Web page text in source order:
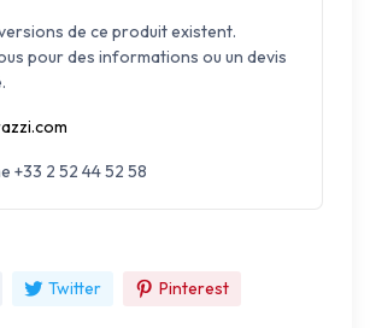
de ce produit existent.
pour des informations ou un devis
+33 2 52 44 52 58
Twitter Pinterest